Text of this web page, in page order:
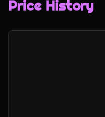
Price History